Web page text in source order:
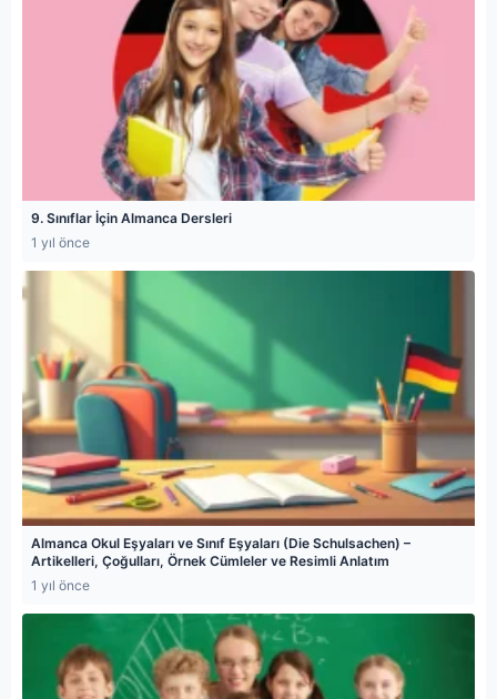
9. Sınıflar İçin Almanca Dersleri
1 yıl önce
Almanca Okul Eşyaları ve Sınıf Eşyaları (Die Schulsachen) –
Artikelleri, Çoğulları, Örnek Cümleler ve Resimli Anlatım
1 yıl önce